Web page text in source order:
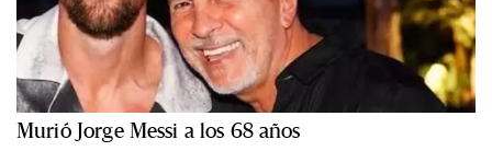
Murió Jorge Messi a los 68 años